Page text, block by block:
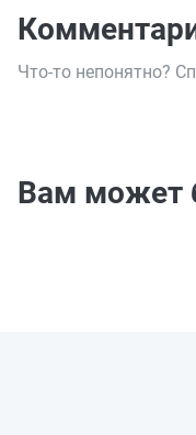
Что-то непонятно?
Вам может